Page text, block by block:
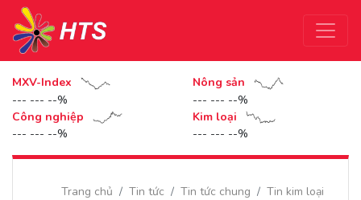
MXV-Index
--- --- --%
Nông sản
--- --- --%
Công nghiệp
--- --- --%
Kim loại
--- --- --%
Trang chủ Tin tức Tin tức chung
Tin kim loại